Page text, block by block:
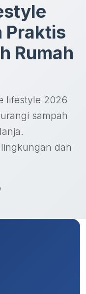
Praktis
Rumah
lifestyle 2026
sampah
dan